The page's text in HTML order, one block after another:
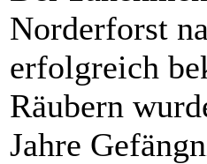
Norderforst
erfolgreich
Räubern
Jahre